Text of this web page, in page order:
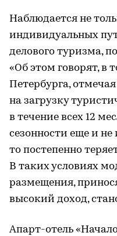
Наблюдается не
индивидуальных
делового туризма,
«Об этом говорят, в
Петербурга,
на загрузку
в течение всех 12
сезонности еще и не
то постепенно
В таких условиях
размещения,
высокий доход,
Апарт-отель